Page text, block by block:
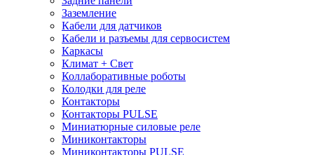
Заземление
Кабели для датчиков
Кабели и разъемы для сервосистем
Каркасы
Климат + Свет
Коллаборативные роботы
Колодки для реле
Контакторы
Контакторы PULSE
Миниатюрные силовые реле
Миниконтакторы
Миниконтакторы PULSE